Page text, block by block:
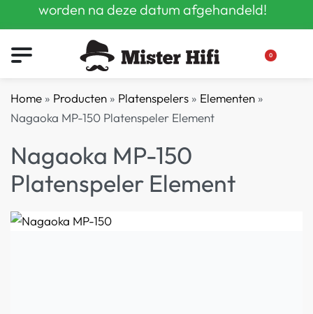
worden na deze datum afgehandeld!
0
Home » Producten » Platenspelers » Elementen »
Nagaoka MP-150 Platenspeler Element
Nagaoka MP-150
Platenspeler Element